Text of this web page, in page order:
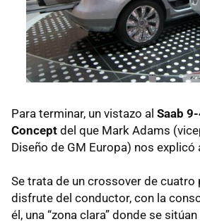
Para terminar, un vistazo al Saab
Concept del que Mark Adams
Diseño de GM Europa) nos explicó
Se trata de un crossover de cuatro
disfrute del conductor, con la
él, una “zona clara” donde se